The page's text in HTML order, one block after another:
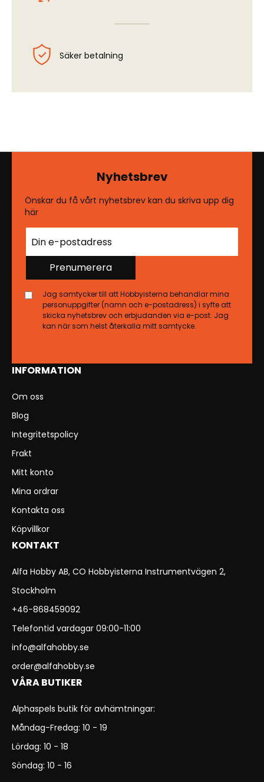
Säker betalning
INFORMATION
Om oss
Blog
Integritetspolicy
Frakt
Mitt konto
Mina ordrar
Kontakta oss
Köpvillkor
KONTAKT
Alfa Hobby AB, CO Hobbyisterna Instrumentvägen 2,
Stockholm
+46-868459092
Telefontid vardagar 09:00-11:00
info@alfahobby.se
order@alfahobby.se
VÅRA BUTIKER
Alphaspels butik för avhämtningar:
Måndag-Fredag: 10 - 19
Lördag: 10 - 18
Söndag: 10 - 16
Nyhetsbrev
Önskar du få vårt nyhetsbrev kan du skriva upp dig
här
Prenumerera
Jag samtycker till att Hobbyisterna behandlar mina
personuppgifter (namn och e-postadress) i syfte att
skicka nyhetsbrev och erbjudanden via e-post. Jag
kan när som helst återkalla mitt samtycke.